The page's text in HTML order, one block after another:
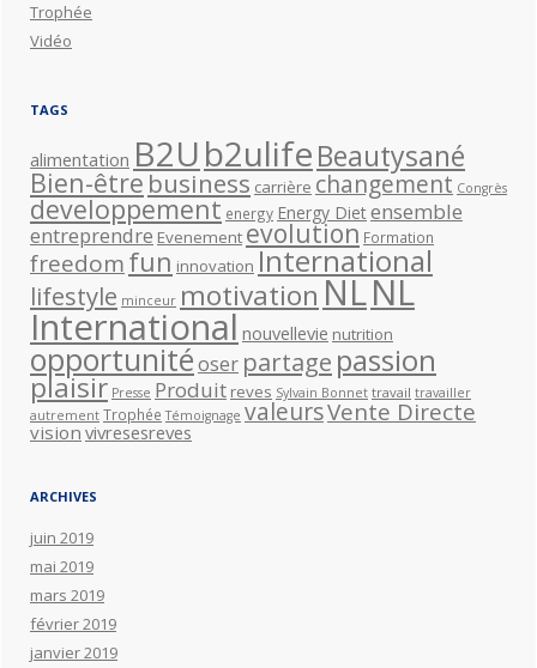
Trophée
Vidéo
TAGS
alimentation B2Ub2ulifeBeautysané
Bien-êtrebusiness carrière changement Congrès
developpement energy Energy Dietensemble
entreprendre Evenement evolution Formation
freedomfun innovation International
lifestyle minceur motivationNLNL
Internationalnouvellevie nutrition
opportunitéoser partage passion
plaisir Presse Produit reves Sylvain Bonnet travail travailler
autrement Trophée Témoignage valeursVente Directe
vision vivresesreves
ARCHIVES
juin 2019
mai 2019
mars 2019
février 2019
janvier 2019